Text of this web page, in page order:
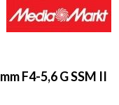
F4-5,6 G SSM II